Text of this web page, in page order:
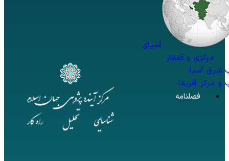
آسیای
مرکزی و قفقاز
شرق آسیا
و مرکز آفریقا
فصلنامه